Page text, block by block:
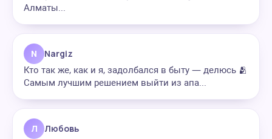
Алматы...
N Nargiz
Кто так же, как и я, задолбался в быту — делюсь 🫂
Самым лучшим решением выйти из апа...
Л Любовь